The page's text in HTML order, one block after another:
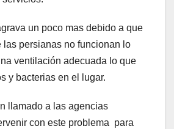
un poco mas debido a que
las persianas no funcionan lo
ventilación adecuada lo que
y bacterias en el lugar.
llamado a las agencias
con este problema para